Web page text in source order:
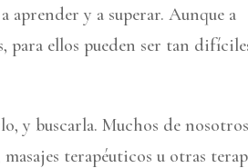
aprender y a superar. Aunque a
para ellos pueden ser tan
y buscarla. Muchos de
terapéuticos u otras